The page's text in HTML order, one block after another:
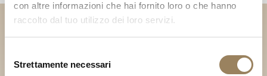
con altre informazioni che hai fornito loro o che hanno
raccolto dal tuo utilizzo dei loro servizi.
delStrettamente necessari
Scopri le nostre collezioni in
Boutique